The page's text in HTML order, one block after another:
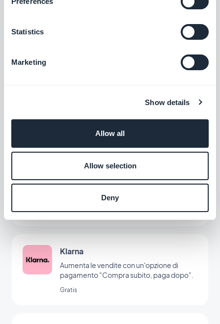
Statistics
Marketing
Show details
Allow all
Allow selection
Deny
Offri una nuova soluzione di pagamento
Offri una nuova soluzione di pagamento
Przelewy24
Offri una nuova soluzione di pagamento
per conquistare il mercato polacco
Gratis
Klarna
Aumenta le vendite con un'opzione di
pagamento "Compra subito, paga dopo".
Gratis